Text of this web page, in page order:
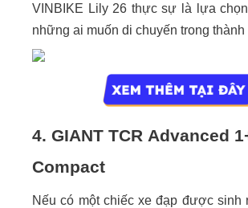
VINBIKE Lily 26 thực sự là lựa
những ai muốn di chuyến trong thành
4. GIANT TCR Advanced
Compact
Nếu có một chiếc xe đạp được sinh